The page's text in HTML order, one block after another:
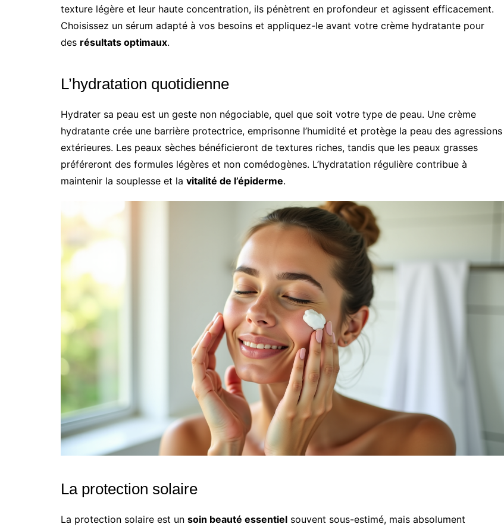
texture légère et leur haute concentration, ils pénètrent en profondeur et agissent efficacement.
Choisissez un sérum adapté à vos besoins et appliquez-le avant votre crème hydratante pour
des résultats optimaux.
L’hydratation quotidienne
Hydrater sa peau est un geste non négociable, quel que soit votre type de peau. Une crème
hydratante crée une barrière protectrice, emprisonne l’humidité et protège la peau des agressions
extérieures. Les peaux sèches bénéficieront de textures riches, tandis que les peaux grasses
préféreront des formules légères et non comédogènes. L’hydratation régulière contribue à
maintenir la souplesse et la vitalité de l’épiderme.
La protection solaire
La protection solaire est un soin beauté essentiel souvent sous-estimé, mais absolument